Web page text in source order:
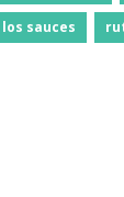
sauces